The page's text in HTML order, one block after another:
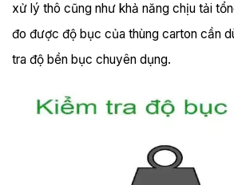
xử lý thô cũng như khả năng chịu tải
đo được độ bục của thùng carton cần
tra độ bền bục chuyên dụng.